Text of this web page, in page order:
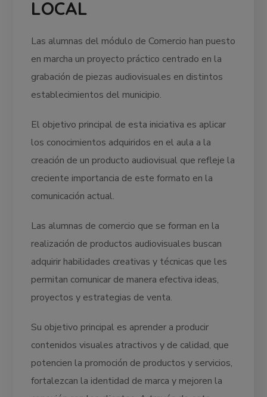
LOCAL
Las alumnas del módulo de Comercio han puesto
en marcha un proyecto práctico centrado en la
grabación de piezas audiovisuales en distintos
establecimientos del municipio.
El objetivo principal de esta iniciativa es aplicar
los conocimientos adquiridos en el aula a la
creación de un producto audiovisual que refleje la
creciente importancia de este formato en la
comunicación actual.
Las alumnas de comercio que se forman en la
realización de productos audiovisuales buscan
adquirir habilidades creativas y técnicas que les
permitan comunicar de manera efectiva ideas,
proyectos y estrategias de venta.
Su objetivo principal es aprender a producir
contenidos visuales atractivos y de calidad, que
potencien la promoción de productos y servicios,
fortalezcan la identidad de marca y mejoren la